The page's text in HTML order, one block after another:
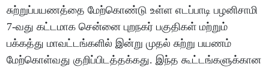
சுற்றுப்பயணத்தை மேற்கொண்டு உள்ள எடப்பாடி பழனிசாமி
7-வது கட்டமாக சென்னை புறநகர் பகுதிகள் மற்றும்
பக்கத்து மாவட்டங்களில் இன்று முதல் சுற்று பயணம்
மேற்கொள்வது குறிப்பிடத்தக்கது. இந்த கூட்டங்களுக்கான